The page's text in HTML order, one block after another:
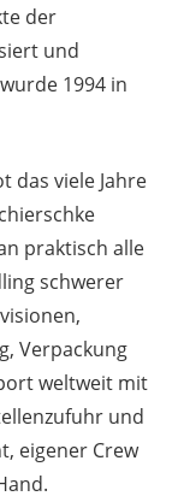
der
und
1994 in
das viele Jahre
praktisch alle
schwerer
Verpackung
weltweit mit
und
eigener Crew